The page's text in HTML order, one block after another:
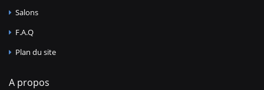
Salons
F.A.Q
Plan du site
A propos